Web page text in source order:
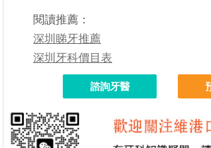
閱讀推薦：
深圳睇牙推薦
深圳牙科價目表
諮詢牙醫